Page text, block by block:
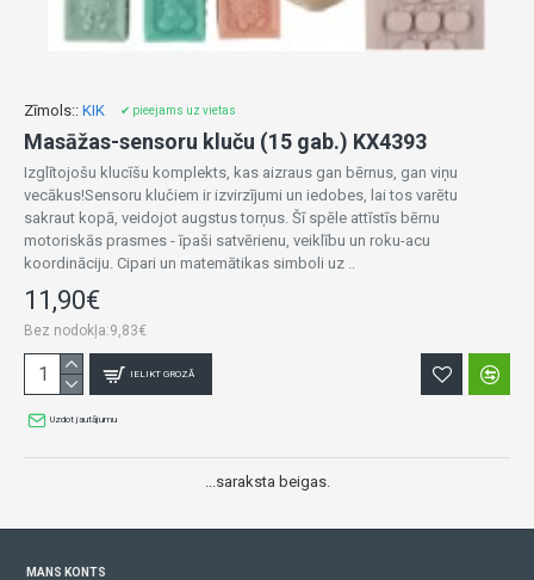
Zīmols:: KIK ✔ pieejams uz vietas
Masāžas-sensoru kluču (15 gab.) KX4393
Izglītojošu klucīšu komplekts, kas aizraus gan bērnus, gan viņu
vecākus!Sensoru klučiem ir izvirzījumi un iedobes, lai tos varētu
sakraut kopā, veidojot augstus torņus. Šī spēle attīstīs bērnu
motoriskās prasmes - īpaši satvērienu, veiklību un roku-acu
koordināciju. Cipari un matemātikas simboli uz ..
11,90€
Bez nodokļa:9,83€
IELIKT GROZĀ
Uzdot jautājumu
...saraksta beigas.
MANS KONTS